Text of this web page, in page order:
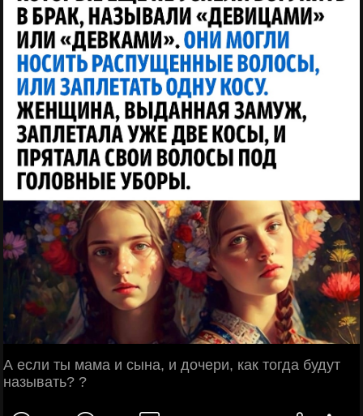
А если ты мама и сына, и дочери, как тогда будут
называть? ?